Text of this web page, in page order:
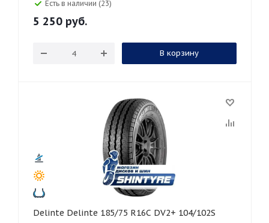
Есть в наличии (23)
5 250 руб.
В корзину
Delinte Delinte 185/75 R16C DV2+ 104/102S